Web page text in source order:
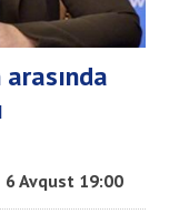
6 Avqust 19:00